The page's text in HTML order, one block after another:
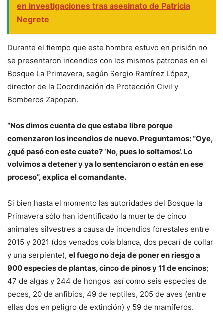
en investigaciones tras asesinato de Patricia
Negrete
Durante el tiempo que este hombre estuvo en prisión no
se presentaron incendios con los mismos patrones en el
Bosque La Primavera, según Sergio Ramírez López,
director de la Coordinación de Protección Civil y
Bomberos Zapopan.
“Nos dimos cuenta de que estaba libre porque
comenzaron los incendios de nuevo. Preguntamos: “Oye,
¿qué pasó con este cuate? ‘No, pues lo soltamos’. Lo
volvimos a detener y ya lo sentenciaron o están en ese
proceso”, explica el comandante.
Si bien hasta el momento las autoridades del Bosque la
Primavera sólo han identificado la muerte de cinco
animales silvestres a causa de incendios forestales entre
2015 y 2021 (dos venados cola blanca, dos pecarí de collar
y una serpiente), el fuego no deja de poner en riesgo a
900 especies de plantas, cinco de pinos y 11 de encinos;
47 de algas y 244 de hongos, así como seis especies de
peces, 20 de anfibios, 49 de reptiles, 205 de aves (entre
ellas dos en peligro de extinción) y 59 de mamíferos.